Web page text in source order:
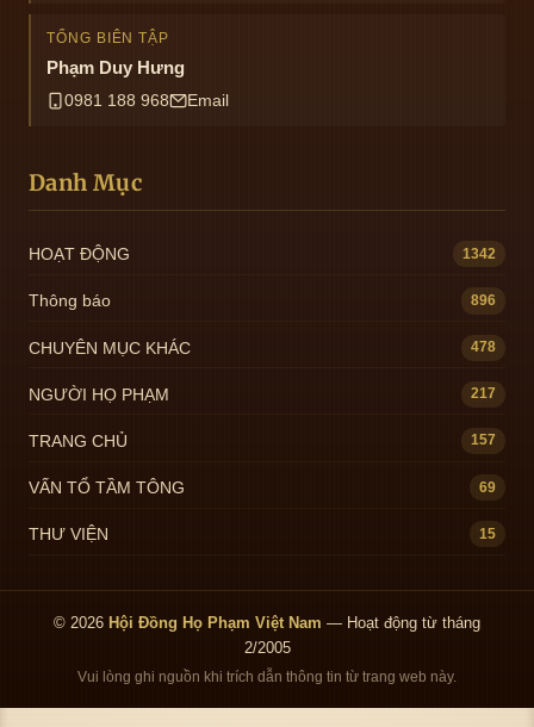
TỔNG BIÊN TẬP
Phạm Duy Hưng
0981 188 968 Email
Danh Mục
HOẠT ĐỘNG 1342
Thông báo 896
CHUYÊN MỤC KHÁC 478
NGƯỜI HỌ PHẠM 217
TRANG CHỦ 157
VẤN TỔ TẦM TÔNG 69
THƯ VIỆN 15
© 2026 Hội Đồng Họ Phạm Việt Nam — Hoạt động từ tháng
2/2005
Vui lòng ghi nguồn khi trích dẫn thông tin từ trang web này.